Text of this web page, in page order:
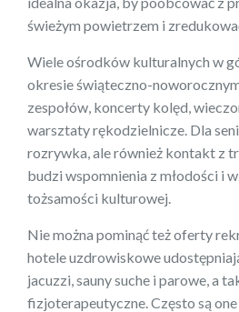
świeżym powietrzem i
Wiele ośrodków kulturalnych w
okresie świąteczno-
zespołów, koncerty kolęd,
warsztaty rękodzielnicze. Dla
rozrywka, ale również kontakt z
budzi wspomnienia z młodości i
tożsamości kulturowej.
Nie można pominąć też oferty
hotele uzdrowiskowe
jacuzzi, sauny suche i parowe, a
fizjoterapeutyczne. Często są